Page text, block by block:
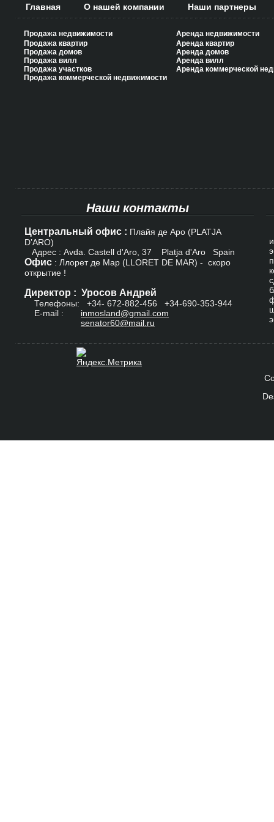
Главная О нашей компании Наши партнеры
Продажа недвижимости
Продажа квартир
Продажа домов
Продажа вилл
Продажа участков
Продажа коммерческой недвижимости
Аренда недвижимости
Аренда квартир
Аренда домов
Аренда вилл
Аренда коммерческой
Наши контакты
Центральный офис : Плайя де Аро (PLATJA
D’ARO)
Адрес : Avda. Castell d'Aro, 37 Platja d'Aro Spain
Офис : Ллорет де Мар (LLORET DE MAR) - скоро
открытие !
Директор : Уросов Андрей
Телефоны: +34- 672-882-456
+34-690-353-944
E-mail : inmosland@gmail.com
senator60@mail.ru